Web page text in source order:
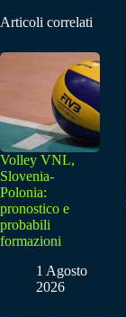
Articoli correlati
Volley VNL,
Slovenia-
Polonia:
pronostico e
probabili
formazioni
1 Agosto
2026